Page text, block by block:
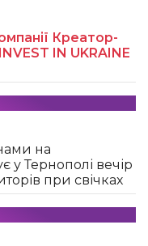
Креатор-
IN UKRAINE
на
у Тернополі вечір
при свічках